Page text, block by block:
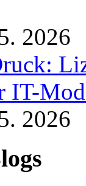
2026
IT-
2026